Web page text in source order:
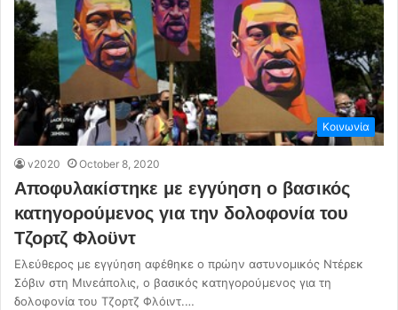
Κοινωνία
v2020 October 8, 2020
Αποφυλακίστηκε με εγγύηση ο βασικός
κατηγορούμενος για την δολοφονία του
Τζορτζ Φλοϋντ
Ελεύθερος με εγγύηση αφέθηκε ο πρώην αστυνομικός Ντέρεκ
Σόβιν στη Μινεάπολις, ο βασικός κατηγορούμενος για τη
δολοφονία του Τζορτζ Φλόιντ.…